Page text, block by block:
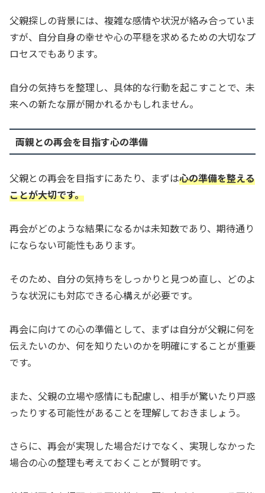
父親探しの背景には、複雑な感情や状況が絡み合っていま
すが、自分自身の幸せや心の平穏を求めるための大切なプ
ロセスでもあります。
自分の気持ちを整理し、具体的な行動を起こすことで、未
来への新たな扉が開かれるかもしれません。
両親との再会を目指す心の準備
父親との再会を目指すにあたり、まずは心の準備を整える
ことが大切です。
再会がどのような結果になるかは未知数であり、期待通り
にならない可能性もあります。
そのため、自分の気持ちをしっかりと見つめ直し、どのよ
うな状況にも対応できる心構えが必要です。
再会に向けての心の準備として、まずは自分が父親に何を
伝えたいのか、何を知りたいのかを明確にすることが重要
です。
また、父親の立場や感情にも配慮し、相手が驚いたり戸惑
ったりする可能性があることを理解しておきましょう。
さらに、再会が実現した場合だけでなく、実現しなかった
場合の心の整理も考えておくことが賢明です。